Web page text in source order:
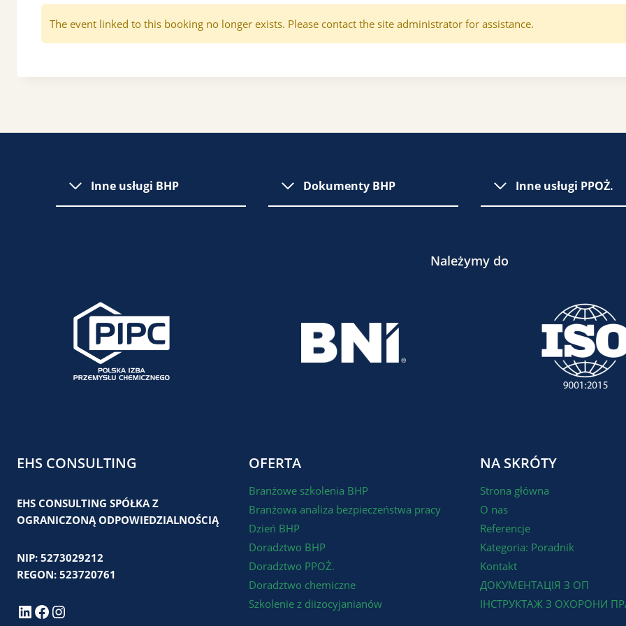
The event linked to this booking no longer exists. Please contact the site administrator for assistance.
Inne usługi BHP Dokumenty BHP Inne usługi PPOŻ.
Należymy do
EHS CONSULTING
EHS CONSULTING SPÓŁKA Z
OGRANICZONĄ ODPOWIEDZIALNOŚCIĄ
NIP: 5273029212
REGON: 523720761
LinkedIn
Facebook
Instagram
OFERTA
Branżowe szkolenia BHP
Branżowa analiza bezpieczeństwa pracy
Dzień BHP
Doradztwo BHP
Doradztwo PPOŻ.
Doradztwo chemiczne
Szkolenie z diizocyjanianów
NA SKRÓTY
Strona główna
O nas
Referencje
Kategoria: Poradnik
Kontakt
ДОКУМЕНТАЦІЯ З ОП
ІНСТРУКТАЖ З ОХОРОНИ